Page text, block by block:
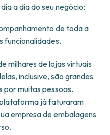
a dia do seu negócio;
de toda a
funcionalidades.
milhares de lojas virtuais
inclusive, são grandes
por muitas pessoas.
já faturaram
empresa de embalagens